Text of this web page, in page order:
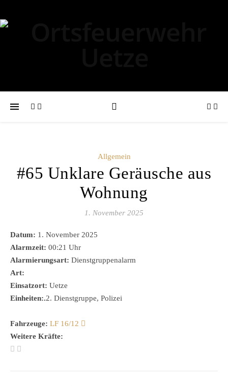
Allgemein
#65 Unklare Geräusche aus
Wohnung
1. November 2025
Datum: 1. November 2025
Alarmzeit: 00:21 Uhr
Alarmierungsart: Dienstgruppenalarm
Art:
Einsatzort: Uetze
Einheiten:.2. Dienstgruppe, Polizei
Fahrzeuge: LF 16/12
Weitere Kräfte: